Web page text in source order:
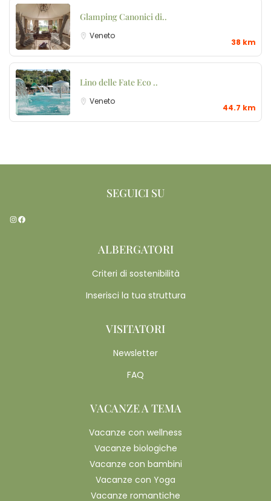
Glamping Canonici di..
Veneto
38 km
Lino delle Fate Eco ..
Veneto
44.7 km
SEGUICI SU
Instagram
Facebook
ALBERGATORI
Criteri di sostenibilità
Inserisci la tua struttura
VISITATORI
Newsletter
FAQ
VACANZE A TEMA
Vacanze con wellness
Vacanze biologiche
Vacanze con bambini
Vacanze con Yoga
Vacanze romantiche